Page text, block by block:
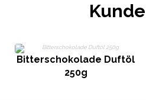
Bitterschokolade Duftöl
250g